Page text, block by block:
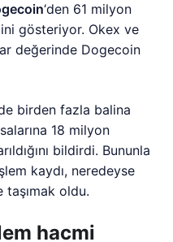
‘den 61 milyon
gösteriyor. Okex ve
değerinde Dogecoin
birden fazla balina
18 milyon
bildirdi. Bununla
kaydı, neredeyse
taşımak oldu.
hacmi